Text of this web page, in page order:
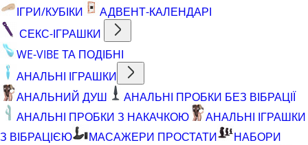
ІГРИ/КУБІКИ
АДВЕНТ-КАЛЕНДАРІ
СЕКС-ІГРАШКИ
WE-VIBE ТА ПОДІБНІ
АНАЛЬНІ ІГРАШКИ
АНАЛЬНИЙ ДУШ
АНАЛЬНІ ПРОБКИ БЕЗ ВІБРАЦІЇ
АНАЛЬНІ ПРОБКИ З НАКАЧКОЮ
АНАЛЬНІ ІГРАШКИ
З ВІБРАЦІЄЮ
МАСАЖЕРИ ПРОСТАТИ
НАБОРИ